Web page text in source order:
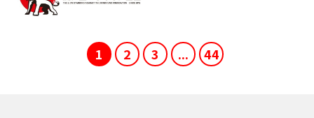
1 2 3 ... 44